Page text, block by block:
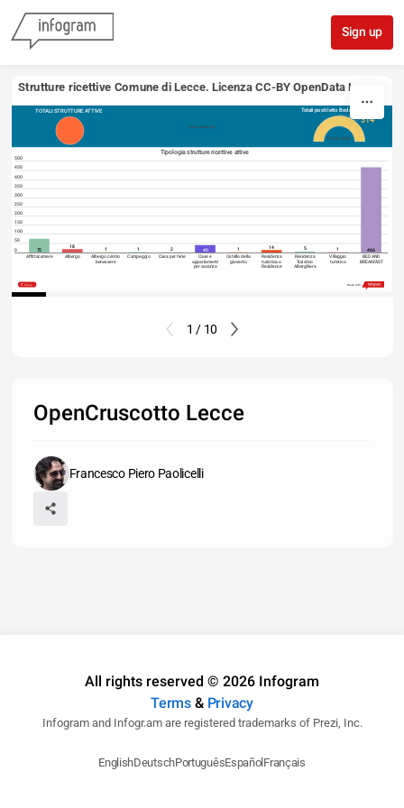
Sign up
Strutture ricettive Comune di Lecce. Licenza CC-BY OpenData Lecce
Type something
Totali posti letto Bed and Breakfast
TOTALI STRUTTURE ATTIVE
Posti_letto
3145
Tipologia strutture ricettive attive
500
450
400
350
300
250
200
150
100
50
0
Affittacamere
Albergo
Albergo centro
benessere
Campeggio Casa per ferie
Case e
appartamenti
per vacanza
Ostello della
gioventù
Residenza
turistica o
Residence
Residenza
Turistico
Alberghiera
Villaggio
turistico
BED AND
BREAKFAST
75
18
1 1 2 40 1 14 5 1 466
Share Made with
1 / 10
OpenCruscotto Lecce
Francesco Piero Paolicelli
All rights reserved © 2026 Infogram
Terms& Privacy
Infogram and Infogr.am are registered trademarks of Prezi, Inc.
EnglishDeutschPortuguêsEspañol Français